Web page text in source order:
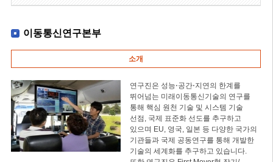
이동통신연구본부
소개
연구진은 성능⋅공간⋅지연의 한계를
뛰어넘는 미래이동통신기술의 연구를
통해 핵심 원천 기술 및 시스템 기술
선점, 국제 표준화 선도를 추구하고
있으며 EU, 영국, 일본 등 다양한 국가의
기관들과 국제 공동연구를 통해 개발한
기술의 세계화를 추구하고 있습니다.